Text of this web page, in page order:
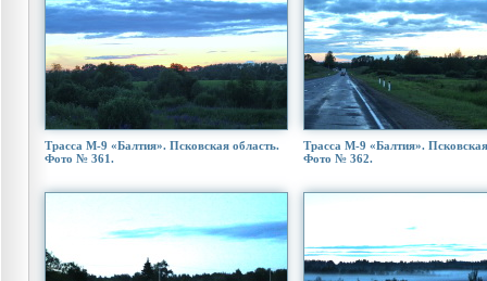
Трасса М-9 «Балтия». Псковская область.
Фото № 361.
Трасса М-9 «Балтия».
Фото № 362.